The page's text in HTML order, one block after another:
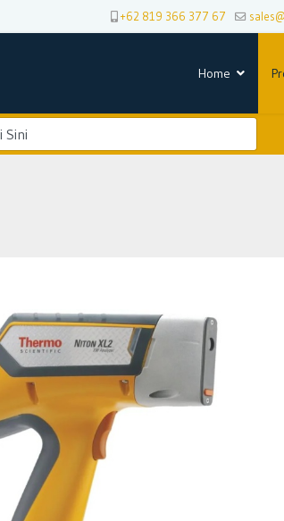
+62 819 366 377 67
Home